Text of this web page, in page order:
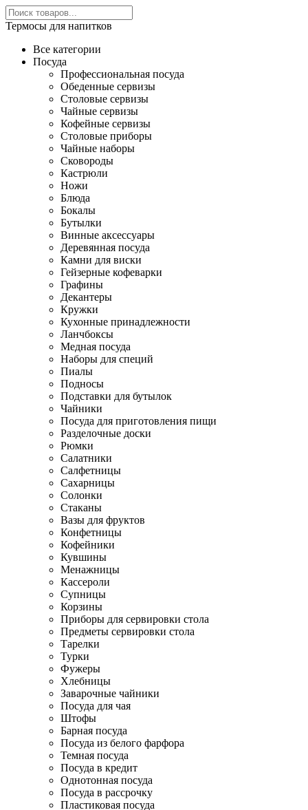
Термосы для напитков
Все категории
Посуда
Профессиональная посуда
Обеденные сервизы
Столовые сервизы
Чайные сервизы
Кофейные сервизы
Столовые приборы
Чайные наборы
Сковороды
Кастрюли
Ножи
Блюда
Бокалы
Бутылки
Винные аксессуары
Деревянная посуда
Камни для виски
Гейзерные кофеварки
Графины
Декантеры
Кружки
Кухонные принадлежности
Ланчбоксы
Медная посуда
Наборы для специй
Пиалы
Подносы
Подставки для бутылок
Чайники
Посуда для приготовления пищи
Разделочные доски
Рюмки
Салатники
Салфетницы
Сахарницы
Солонки
Стаканы
Вазы для фруктов
Конфетницы
Кофейники
Кувшины
Менажницы
Кассероли
Супницы
Корзины
Приборы для сервировки стола
Предметы сервировки стола
Тарелки
Турки
Фужеры
Хлебницы
Заварочные чайники
Посуда для чая
Штофы
Барная посуда
Посуда из белого фарфора
Темная посуда
Посуда в кредит
Однотонная посуда
Посуда в рассрочку
Пластиковая посуда